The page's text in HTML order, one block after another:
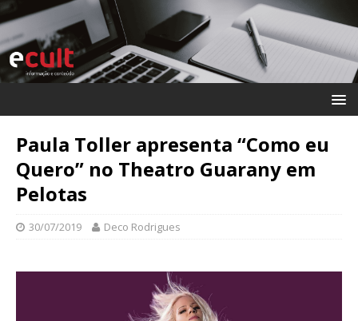
Paula Toller apresenta “Como eu
Quero” no Theatro Guarany em
Pelotas
30/07/2019 Deco Rodrigues